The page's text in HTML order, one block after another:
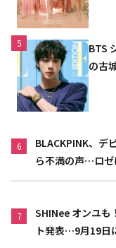
5
BTS
の古
6
BLACKPINK、デ
ら不満の声…ロゼ
7
SHINee オンユも
ト発表…9月19日